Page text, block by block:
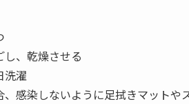
、乾燥させる
洗濯
感染しないように足拭きマットや